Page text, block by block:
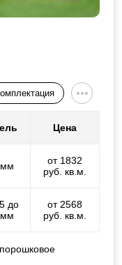
Цена
от 1832
руб. кв.м.
до
от 2568
руб. кв.м.